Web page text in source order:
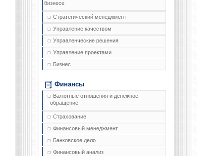
бизнесе
Стратегический менеджмент
Управление качеством
Управленческие решения
Управление проектами
Бизнес
Финансы
Валютные отношения и денежное
обращение
Страхование
Финансовый менеджмент
Банковское дело
Финансовый анализ